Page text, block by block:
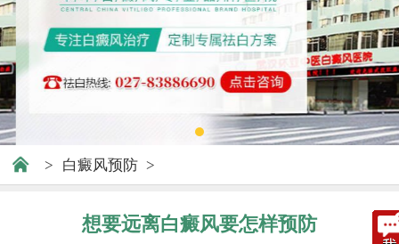
> 白癜风预防 >
想要远离白癜风要怎样预防